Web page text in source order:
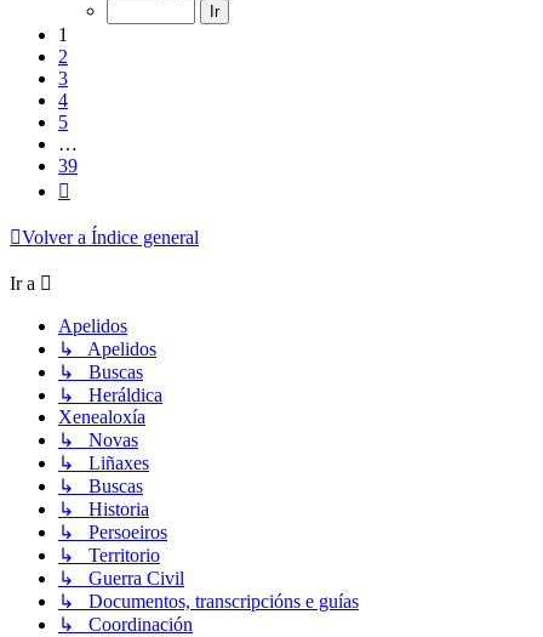
1
2
3
4
5
…
39
Volver a Índice general
Ir a
Apelidos
↳ Apelidos
↳ Buscas
↳ Heráldica
Xenealoxía
↳ Novas
↳ Liñaxes
↳ Buscas
↳ Historia
↳ Persoeiros
↳ Territorio
↳ Guerra Civil
↳ Documentos, transcripcións e guías
↳ Coordinación